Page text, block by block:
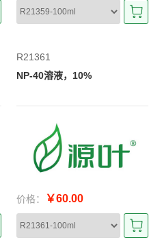
R21361
NP-40溶液，10%
价格： ￥60.00